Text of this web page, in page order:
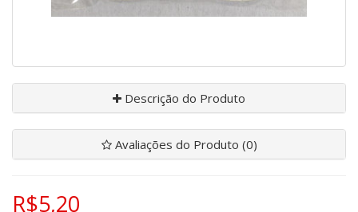
Descrição do Produto
Avaliações do Produto (0)
R$5,20